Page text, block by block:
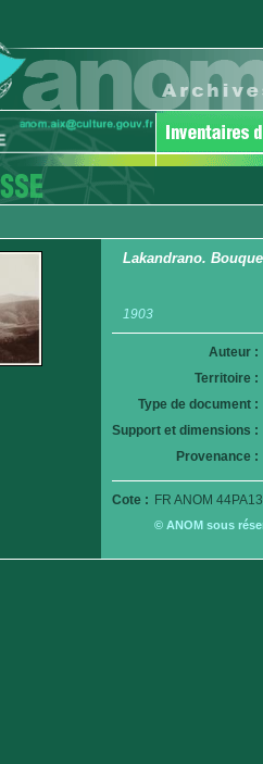
Lakandrano.
1903
Auteur :
Territoire :
Type de document :
Support et dimensions :
Provenance :
Cote : FR ANOM
© ANOM sous